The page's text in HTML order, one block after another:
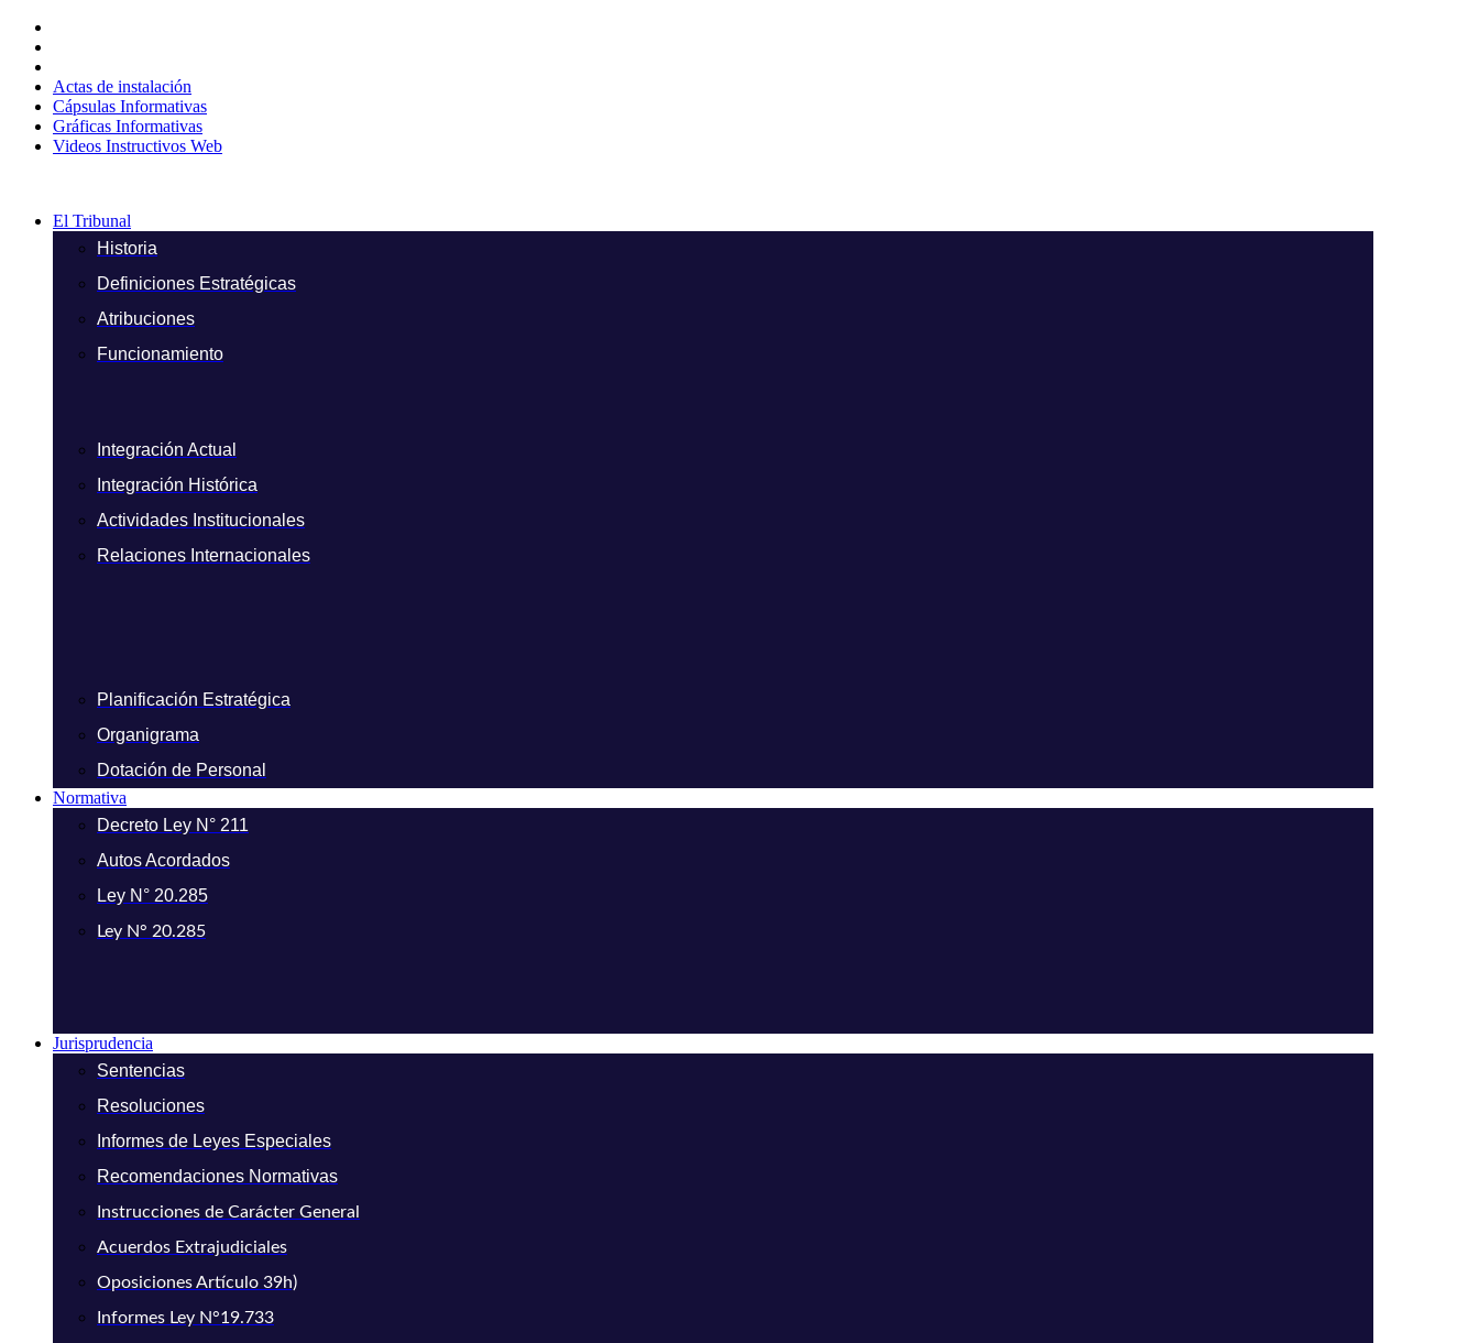
contenido
Actas de instalación
Cápsulas Informativas
Gráficas Informativas
Videos Instructivos Web
El Tribunal
Historia
Definiciones Estratégicas
Atribuciones
Funcionamiento
Integración Actual
Integración Histórica
Actividades Institucionales
Relaciones Internacionales
Planificación Estratégica
Organigrama
Dotación de Personal
Normativa
Decreto Ley N° 211
Autos Acordados
Ley N° 20.285
Ley N° 20.285
Jurisprudencia
Sentencias
Resoluciones
Informes de Leyes Especiales
Recomendaciones Normativas
Instrucciones de Carácter General
Acuerdos Extrajudiciales
Oposiciones Artículo 39h)
Informes Ley N°19.733